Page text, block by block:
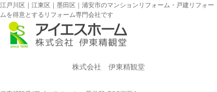
江戸川区｜江東区｜墨田区｜浦安市のマンションリフォーム・戸建リフォー
ムを得意とするリフォーム専門会社です
株式会社 伊東精観堂